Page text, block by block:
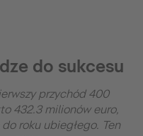
do sukcesu
przychód 400
432.3 milionów euro,
roku ubiegłego. Ten